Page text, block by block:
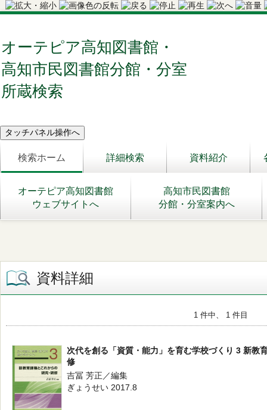
オーテピア高知図書館・
高知市民図書館分館・分室
所蔵検索
検索ホーム 詳細検索 資料紹介
オーテピア高知図書館
ウェブサイトへ
高知市民図書館
分館・分室案内へ
資料詳細
1 件中、 1 件目
次代を創る「資質・能力」を育む学校づくり 3 新教
修
吉冨 芳正／編集
ぎょうせい 2017.8